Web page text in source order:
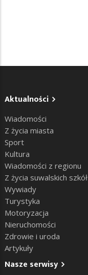
Aktualności
Wiadomości
Z życia miasta
Sport
Kultura
Wiadomości z regionu
Z życia suwalskich szkół
Wywiady
Turystyka
Motoryzacja
Nieruchomości
Zdrowie i uroda
Artykuły
Nasze serwisy